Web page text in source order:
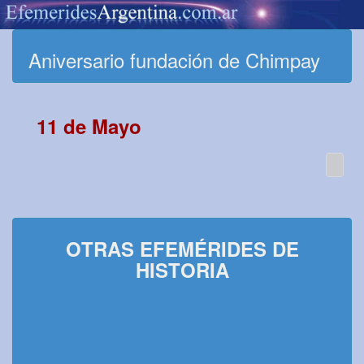
Aniversario fundación de Chimpay
11 de Mayo
OTRAS EFEMÉRIDES DE
HISTORIA